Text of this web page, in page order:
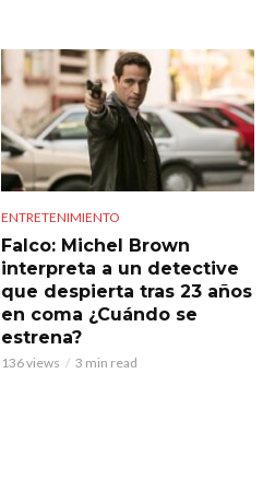
ENTRETENIMIENTO
Falco: Michel Brown
interpreta a un detective
que despierta tras 23 años
en coma ¿Cuándo se
estrena?
136 views 3 min read